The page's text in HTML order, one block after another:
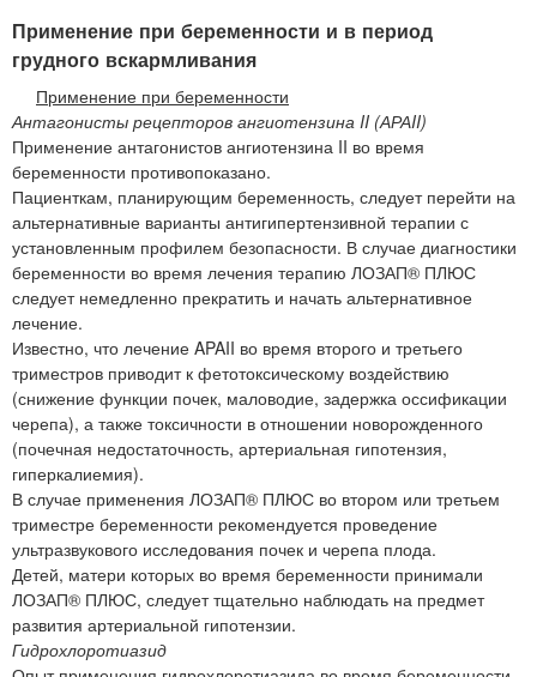
Применение при беременности и в период
грудного вскармливания
Применение при беременности
Антагонисты рецепторов ангиотензина II (АРАII)
Применение антагонистов ангиотензина II во время
беременности противопоказано.
Пациенткам, планирующим беременность, следует перейти на
альтернативные варианты антигипертензивной терапии с
установленным профилем безопасности. В случае диагностики
беременности во время лечения терапию ЛОЗАП® ПЛЮС
следует немедленно прекратить и начать альтернативное
лечение.
Известно, что лечение APAII во время второго и третьего
триместров приводит к фетотоксическому воздействию
(снижение функции почек, маловодие, задержка оссификации
черепа), а также токсичности в отношении новорожденного
(почечная недостаточность, артериальная гипотензия,
гиперкалиемия).
В случае применения ЛОЗАП® ПЛЮС во втором или третьем
триместре беременности рекомендуется проведение
ультразвукового исследования почек и черепа плода.
Детей, матери которых во время беременности принимали
ЛОЗАП® ПЛЮС, следует тщательно наблюдать на предмет
развития артериальной гипотензии.
Гидрохлоротиазид